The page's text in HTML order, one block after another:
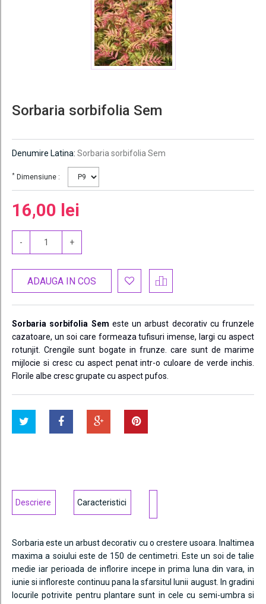
Sorbaria sorbifolia Sem
Denumire Latina: Sorbaria sorbifolia Sem
* Dimensiune :
16,00 lei
- +
ADAUGA IN COS
Sorbaria sorbifolia Sem este un arbust decorativ cu frunzele
cazatoare, un soi care formeaza tufisuri imense, largi cu aspect
rotunjit. Crengile sunt bogate in frunze. care sunt de marime
mijlocie si cresc cu aspect penat intr-o culoare de verde inchis.
Florile albe cresc grupate cu aspect pufos.
Descriere Caracteristici
Sorbaria este un arbust decorativ cu o crestere usoara. Inaltimea
maxima a soiului este de 150 de centimetri. Este un soi de talie
medie iar perioada de inflorire incepe in prima luna din vara, in
iunie si infloreste continuu pana la sfarsitul lunii august. In gradini
locurile potrivite pentru plantare sunt in cele cu semi-umbra si